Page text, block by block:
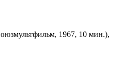
1967, 10 мин.),